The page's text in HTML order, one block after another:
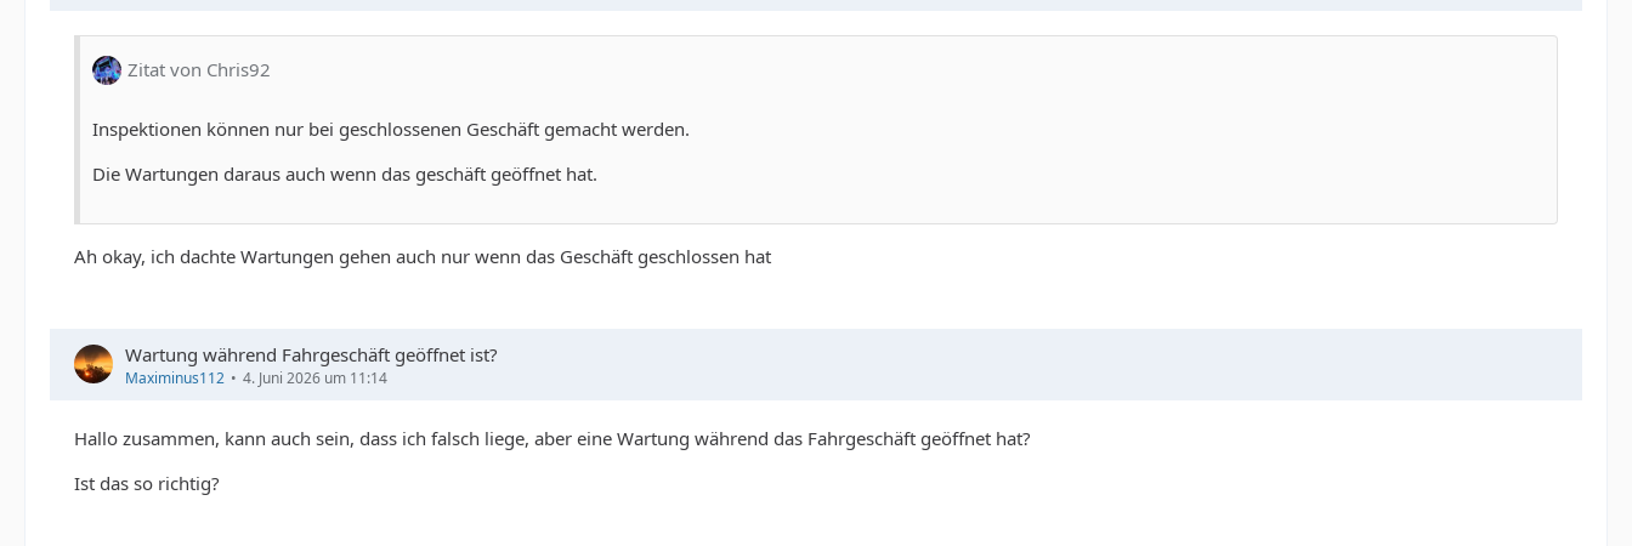
Zitat von Chris92
Inspektionen können nur bei geschlossenen Geschäft gemacht werden.
Die Wartungen daraus auch wenn das geschäft geöffnet hat.
Ah okay, ich dachte Wartungen gehen auch nur wenn das Geschäft geschlossen hat
Wartung während Fahrgeschäft geöffnet ist?
Maximinus112 4. Juni 2026 um 11:14
Hallo zusammen, kann auch sein, dass ich falsch liege, aber eine Wartung während das Fahrgeschäft geöffnet hat?
Ist das so richtig?